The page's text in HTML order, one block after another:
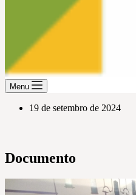
Menu
19 de setembro de 2024
Documento